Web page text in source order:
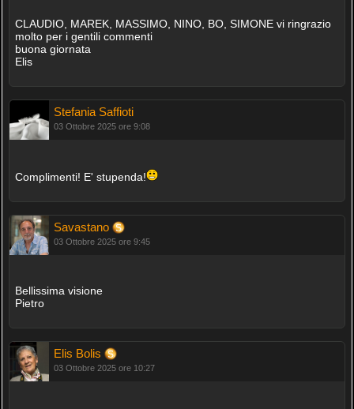
CLAUDIO, MAREK, MASSIMO, NINO, BO, SIMONE vi ringrazio
molto per i gentili commenti
buona giornata
Elis
Stefania Saffioti
03 Ottobre 2025 ore 9:08
Complimenti! E' stupenda!
Savastano
03 Ottobre 2025 ore 9:45
Bellissima visione
Pietro
Elis Bolis
03 Ottobre 2025 ore 10:27